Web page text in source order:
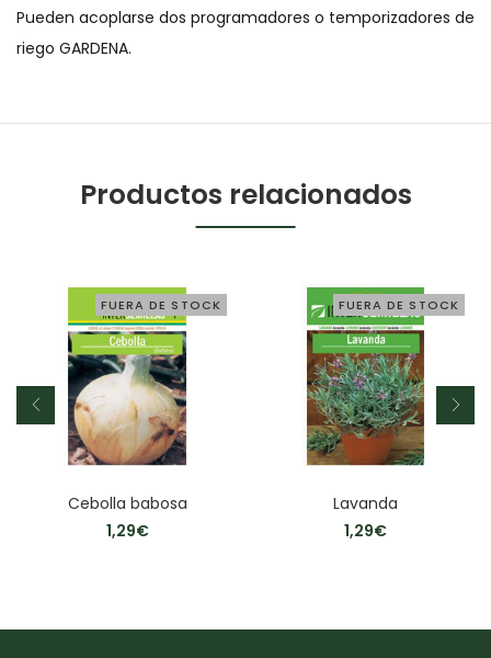
Pueden acoplarse dos programadores o temporizadores de
riego GARDENA.
Productos relacionados
FUERA DE STOCK
Cebolla babosa
1,29€
FUERA DE STOCK
Lavanda
1,29€